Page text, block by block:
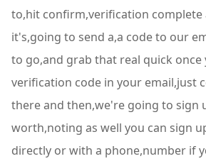
to,hit confirm,verification complete
it's,going to send a,a code to our
to go,and grab that real quick once
verification code in your email,just
there and then,we're going to sign
worth,noting as well you can sign
directly or with a phone,number if